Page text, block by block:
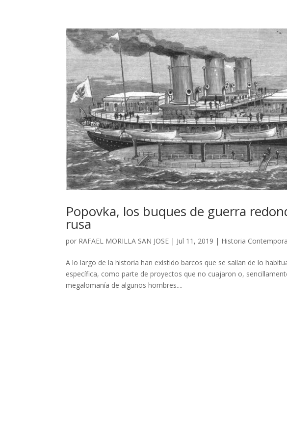
Popovka, los buques de guerra
rusa
por RAFAEL MORILLA SAN JOSE | Jul 11, 2019 | Historia
A lo largo de la historia han existido barcos que se salían de lo
específica, como parte de proyectos que no cuajaron o,
megalomanía de algunos hombres....